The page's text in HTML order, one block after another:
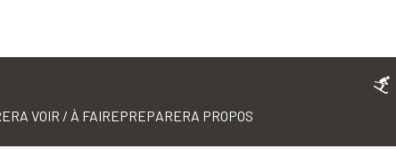
A VOIR / À FAIREPREPARERA PROPOS